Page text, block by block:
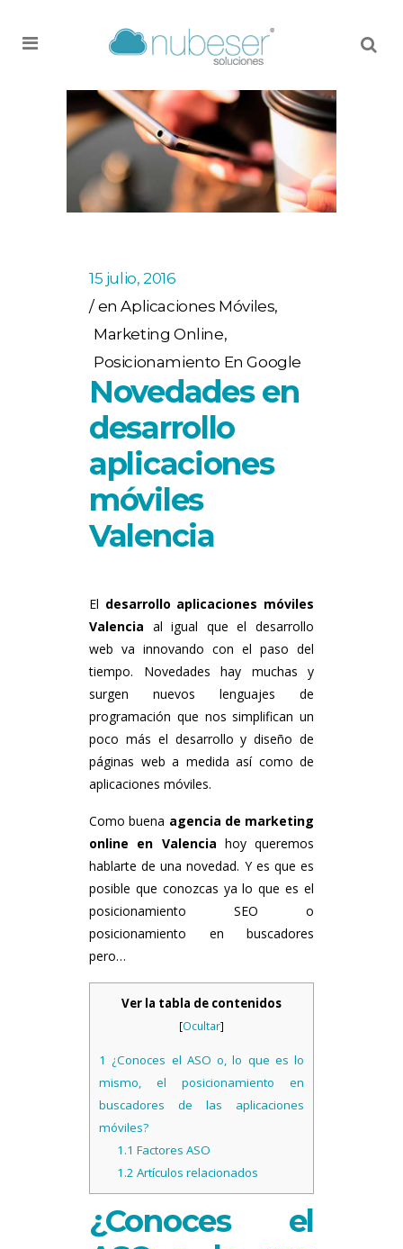
15 julio, 2016
enAplicaciones Móviles,
Marketing Online,
Posicionamiento En Google
Novedades en
desarrollo
aplicaciones
móviles
Valencia
El desarrollo aplicaciones móviles
Valencia al igual que el desarrollo
web va innovando con el paso del
tiempo. Novedades hay muchas y
surgen nuevos lenguajes de
programación que nos simplifican un
poco más el desarrollo y diseño de
páginas web a medida así como de
aplicaciones móviles.
Como buena agencia de marketing
online en Valencia hoy queremos
hablarte de una novedad. Y es que es
posible que conozcas ya lo que es el
posicionamiento SEO o
posicionamiento en buscadores
pero…
Ver la tabla de contenidos
[Ocultar]
1 ¿Conoces el ASO o, lo que es lo
mismo, el posicionamiento en
buscadores de las aplicaciones
móviles?
1.1 Factores ASO
1.2 Artículos relacionados
¿Conoces el